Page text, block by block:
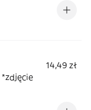
14,49 zł